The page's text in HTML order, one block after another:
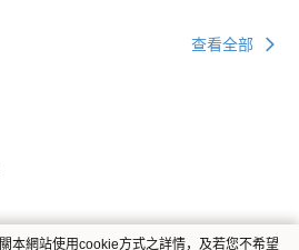
查看全部
本網站使用cookie方式之詳情，及若您不希望